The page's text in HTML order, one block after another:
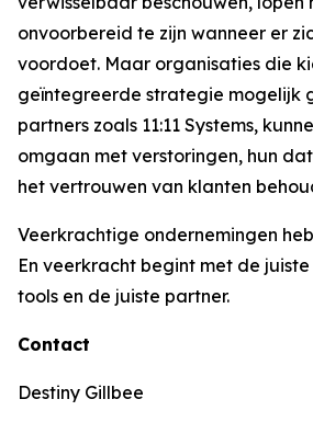
onvoorbereid te zijn wanneer er
voordoet. Maar organisaties die
geïntegreerde strategie mogelijk
partners zoals 11:11 Systems,
omgaan met verstoringen, hun
het vertrouwen van klanten
Veerkrachtige ondernemingen
En veerkracht begint met de
tools en de juiste partner.
Contact
Destiny Gillbee